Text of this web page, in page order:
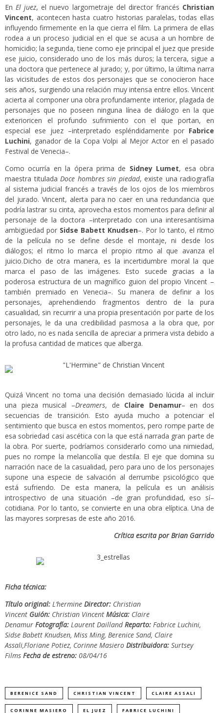
EnEl juez, el nuevo largometraje del director francés Christian
Vincent, acontecen hasta cuatro historias paralelas, todas ellas
influyendo firmemente en la que cierra el film. La primera de ellas
rodea a un proceso judicial en el que se acusa a un hombre de
homicidio; la segunda, tiene como eje principal el juez que preside
ese juicio, considerado uno de los más duros; la tercera, sigue a
una doctora que pertenece al jurado; y, por último, la última narra
las vicisitudes de estos dos personajes que se conocieron hace
seis años, surgiendo una relación muy intensa entre ellos. Vincent
acierta al componer una obra profundamente interior, plagada de
personajes que no poseen ninguna línea de diálogo en la que
exterioricen el profundo sufrimiento con el que portan, en
especial ese juez –interpretado espléndidamente por Fabrice
Luchini, ganador de la Copa Volpi al Mejor Actor en el pasado
Festival de Venecia–.
Como ocurría en la ópera prima de Sidney Lumet, esa obra
maestra titulada Doce hombres sin piedad, existe una radiografía
al sistema judicial francés a través de los ojos de los miembros
del jurado. Vincent, alerta para no caer en una redundancia que
podría lastrar su cinta, aprovecha estos momentos para definir al
personaje de la doctora –interpretado con una interesantísima
ambigüedad por Sidse Babett Knudsen–. Por lo tanto, el ritmo
de la película no se define desde el montaje, ni desde los
diálogos; el ritmo lo marca el propio ritmo al que avanza el
juicio.Dicho de otra manera, es la incertidumbre moral la que
marca el paso de las imágenes. Esto sucede gracias a la
poderosa estructura de un magnífico guion del propio Vincent –
también premiado en Venecia–. Su manera de definir a los
personajes, aprehendiendo fragmentos dentro de la pura
casualidad, sin recurrir a una propia presentación por parte de los
personajes, le da una credibilidad pasmosa a la obra que, por
otro lado, no es nada sencilla de apreciar a primera vista debido a
la profusa cantidad de matices que alberga.
Quizá Vincent no toma una decisión demasiado lúcida al incluir
una pieza musical –Dreamers, de Claire Denamur– en dos
secuencias de transición. Esto ayuda mucho a potenciar el
sentimiento que busca en estos momentos, pero rompe parte de
esa sobriedad casi ascética con la que está narrada gran parte de
la obra. Por suerte, podríamos considerarlo como una nimiedad,
pues no rompe la melancolía que destila. El eje que domina su
narración nace de la casualidad, pero para uno de los personajes
supone una especie de salvación al derrumbe psicológico que
está sufriendo. De esta manera, la película es un análisis
introspectivo de una situación –de gran profundidad, eso sí–
cotidiana. Por lo tanto, se convierte en una obra elíptica. Una de
las mayores sorpresas de este año 2016.
Crítica escrita por Brian Garrido
Ficha técnica:
Título original: L’hermine Director: Christian
Vincent Guión: Christian Vincent Música: Claire
Denamur Fotografía: Laurent DaillandReparto: Fabrice Luchini,
Sidse Babett Knudsen, Miss Ming, Berenice Sand, Claire
Assali,Floriane Potiez, Corinne Masiero Distribuidora: Surtsey
Films Fecha de estreno: 08/04/16
BERENICE SAND CHRISTIAN VINCENT CLAIRE ASSALI
CORINNE MASIERO EL JUEZ FABRICE LUCHINI